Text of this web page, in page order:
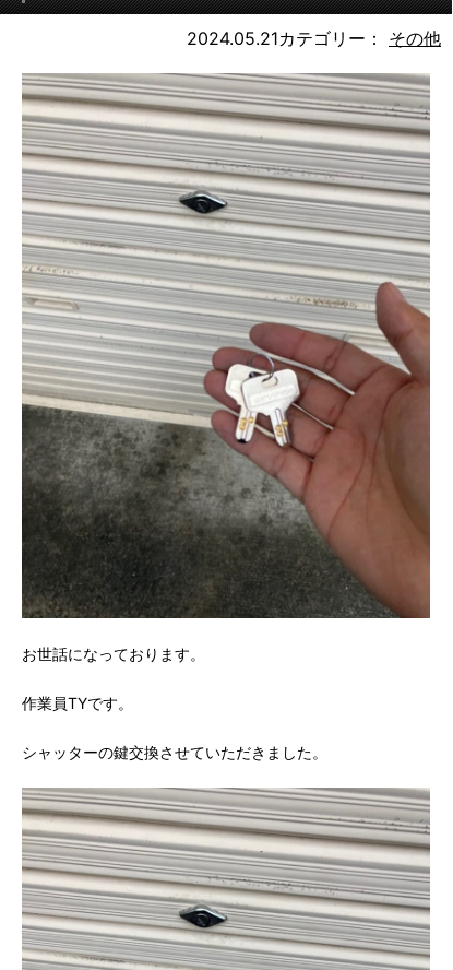
2024.05.21カテゴリー： その他
お世話になっております。
作業員TYです。
シャッターの鍵交換させていただきました。